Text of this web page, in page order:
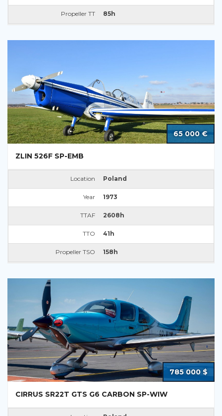
Propeller TT 85h
65 000 €
ZLIN 526F SP-EMB
Location Poland
Year 1973
TTAF 2608h
TTO 41h
Propeller TSO 158h
785 000 $
CIRRUS SR22T GTS G6 CARBON SP-WIW